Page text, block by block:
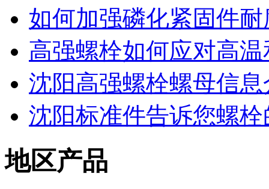
如何加强磷化紧固件
高强螺栓如何应对高
沈阳高强螺栓螺母信息
沈阳标准件​告诉您螺
地区产品